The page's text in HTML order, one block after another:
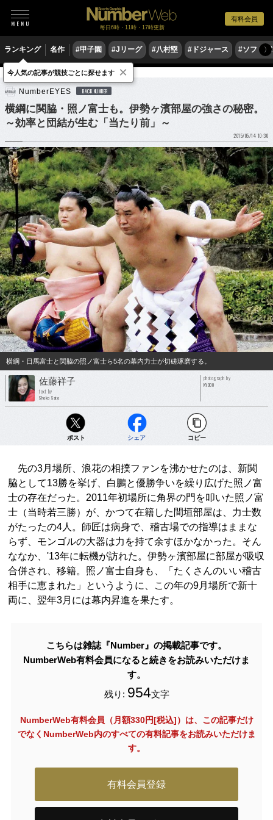
有料会員
毎日6時・11時・17時更新
ランキング 名作 #甲子園 #Jリーグ #八村塁 #ドジャース #ソフト〉
格闘技 相撲
NumberEYES BACK NUMBER
横綱に関脇・照ノ富士も。伊勢ヶ濱部屋の強さの秘密。
～効率と団結が生む「当たり前」～
2015/05/14 10:30
横綱・日馬富士と関脇の照ノ富士ら5名の幕内力士が切磋琢磨する。
佐藤祥子
text by
Shoko Sato
photograph by
KYODO
ポスト シェア コピー
先の3月場所、浪花の相撲ファンを沸かせたのは、新関
脇として13勝を挙げ、白鵬と優勝争いを繰り広げた照ノ富
士の存在だった。2011年初場所に角界の門を叩いた照ノ富
士（当時若三勝）が、かつて在籍した間垣部屋は、力士数
がたったの4人。師匠は病身で、稽古場での指導はままな
らず、モンゴルの大器は力を持て余すほかなかった。そん
ななか、'13年に転機が訪れた。伊勢ヶ濱部屋に部屋が吸収
合併され、移籍。照ノ富士自身も、「たくさんのいい稽古
相手に恵まれた」というように、この年の9月場所で新十
両に、翌年3月には幕内昇進を果たす。
こちらは雑誌『Number』の掲載記事です。
NumberWeb有料会員になると続きをお読みいただけま
す。
残り: 954文字
NumberWeb有料会員（月額330円[税込]）は、この記事だけ
でなく NumberWeb内のすべての有料記事をお読みいただけま
す。
有料会員登録
今人気の記事が競技ごとに探せます ×